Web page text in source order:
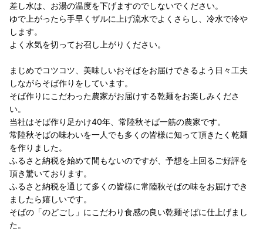
差し水は、お湯の温度を下げますのでしないでください。
ゆで上がったら手早くザルに上げ流水でよくさらし、冷水で冷や
します。
よく水気を切ってお召し上がりください。
まじめでコツコツ、美味しいおそばをお届けできるよう日々工夫
しながらそば作りをしています。
そば作りにこだわった農家がお届けする乾麺をお楽しみくださ
い。
当社はそば作り足かけ40年、常陸秋そば一筋の農家です。
常陸秋そばの味わいを一人でも多くの皆様に知って頂きたく乾麺
を作りました。
ふるさと納税を始めて間もないのですが、予想を上回るご好評を
頂き驚いております。
ふるさと納税を通じて多くの皆様に常陸秋そばの味をお届けでき
ましたら嬉しいです。
そばの「のどごし」にこだわり食感の良い乾麺そばに仕上げまし
た。